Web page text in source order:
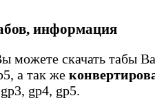
информация
можете скачать табы
а так же
gp4, gp5.